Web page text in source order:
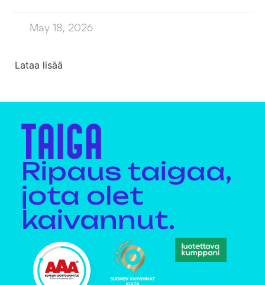
May 18, 2026
Lataa lisää
Ripaus taigaa,
jota olet
kaivannut.